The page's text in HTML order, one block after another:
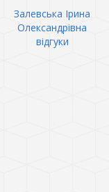
Залевська Ірина
Олександрівна
відгуки